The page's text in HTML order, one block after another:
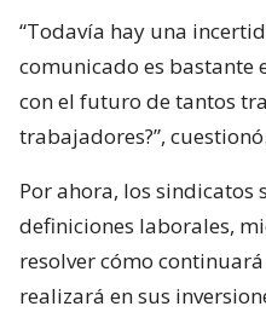
“Todavía hay una
comunicado es bastante
con el futuro de tantos
trabajadores?”, cuestionó.
Por ahora, los sindicatos
definiciones laborales,
resolver cómo
realizará en sus